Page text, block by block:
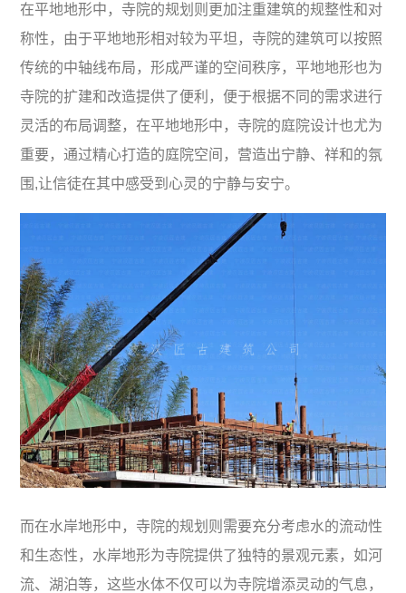
在平地地形中，寺院的规划则更加注重建筑的规整性和对
称性，由于平地地形相对较为平坦，寺院的建筑可以按照
传统的中轴线布局，形成严谨的空间秩序，平地地形也为
寺院的扩建和改造提供了便利，便于根据不同的需求进行
灵活的布局调整，在平地地形中，寺院的庭院设计也尤为
重要，通过精心打造的庭院空间，营造出宁静、祥和的氛
围,让信徒在其中感受到心灵的宁静与安宁。
而在水岸地形中，寺院的规划则需要充分考虑水的流动性
和生态性，水岸地形为寺院提供了独特的景观元素，如河
流、湖泊等，这些水体不仅可以为寺院增添灵动的气息，